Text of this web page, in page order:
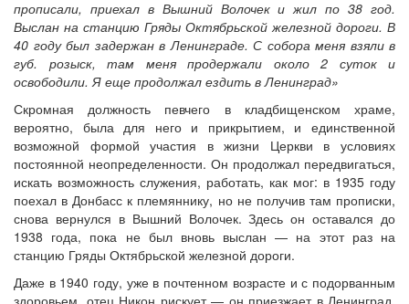
прописали, приехал в Вышний Волочек и жил по 38 год.
Выслан на станцию Гряды Октябрьской железной дороги. В
40 году был задержан в Ленинграде. С собора меня взяли в
губ. розыск, там меня продержали около 2 суток и
освободили. Я еще продолжал ездить в Ленинград»
Скромная должность певчего в кладбищенском храме,
вероятно, была для него и прикрытием, и единственной
возможной формой участия в жизни Церкви в условиях
постоянной неопределенности. Он продолжал передвигаться,
искать возможность служения, работать, как мог: в 1935 году
поехал в Донбасс к племяннику, но не получив там прописки,
снова вернулся в Вышний Волочек. Здесь он оставался до
1938 года, пока не был вновь выслан — на этот раз на
станцию Гряды Октябрьской железной дороги.
Даже в 1940 году, уже в почтенном возрасте и с подорванным